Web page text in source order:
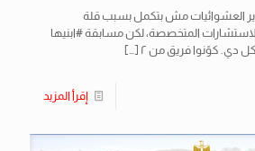
العشوائيات مش بتكمل بسبب قلة
الاستشارات المتخصصة، لكن مسابقة #ابنيها
دي. كوّنوا فريق من ٢
[…]
إقرأ المزيد